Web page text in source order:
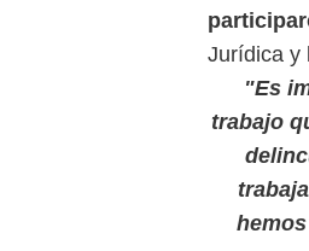
Jurídica y
"Es
trabajo